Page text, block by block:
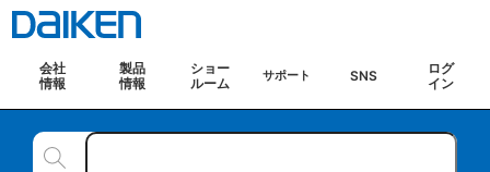
会社
情報
製品
情報
ショー
ルーム
サポート SNS
ログ
イン